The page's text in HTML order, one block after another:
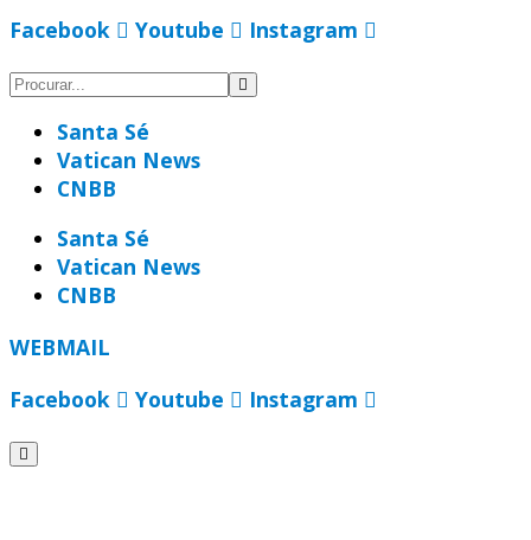
Facebook
Youtube Instagram
Santa Sé
Vatican News
CNBB
Santa Sé
Vatican News
CNBB
WEBMAIL
Facebook
Youtube Instagram